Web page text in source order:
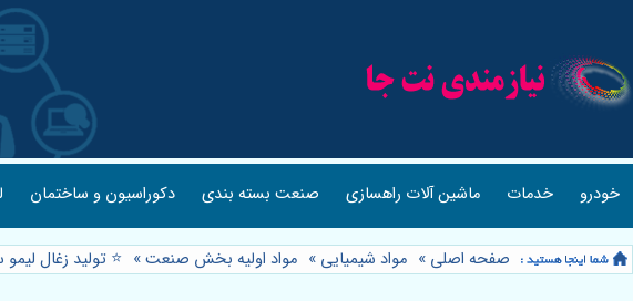
خودرو خدمات ماشین آلات راهسازی صنعت بسته بندی دکوراسیون و ساختمان
صفحه اصلی » مواد شیمیایی » مواد اولیه بخش صنعت» ⭐️ تولید زغال